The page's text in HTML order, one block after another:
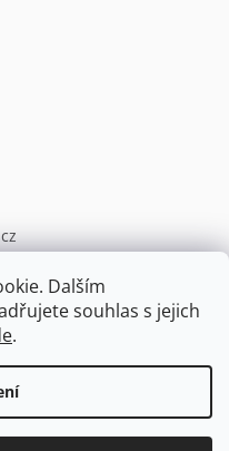
Dalším
souhlas s jejich
.
nad 7000,-Kč sleva 4%
Všechna práva vyhrazena.